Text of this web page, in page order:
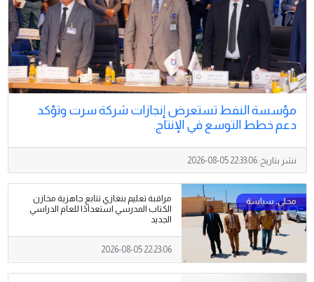
مؤسسة النفط تستعرض إنجازات شركة سرت وتؤكد
دعم خطط التوسع في الإنتاج.
نشر بتاريخ:2026-08-05 22:33:06
مراقبة تعليم بنغازي تتابع جاهزية مخازن
الكتاب المدرسي استعدادًا للعام الدراسي
الجديد
2026-08-05 22:23:06